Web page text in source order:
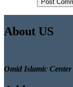
About US
Omid Islamic Center